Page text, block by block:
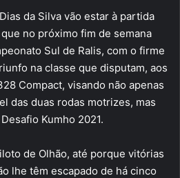
da Silva vão estar à partida
no próximo fim de semana
Sul de Ralis, com o firme
na classe que disputam, aos
Compact, visando não apenas
das duas rodas motrizes, mas
Kumho 2021.
de Olhão, até porque vitórias
lhe têm escapado de há cinco